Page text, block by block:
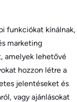
funkciókat kínálnak,
marketing
amelyek lehetővé
hozzon létre a
jelentéseket és
vagy ajánlásokat